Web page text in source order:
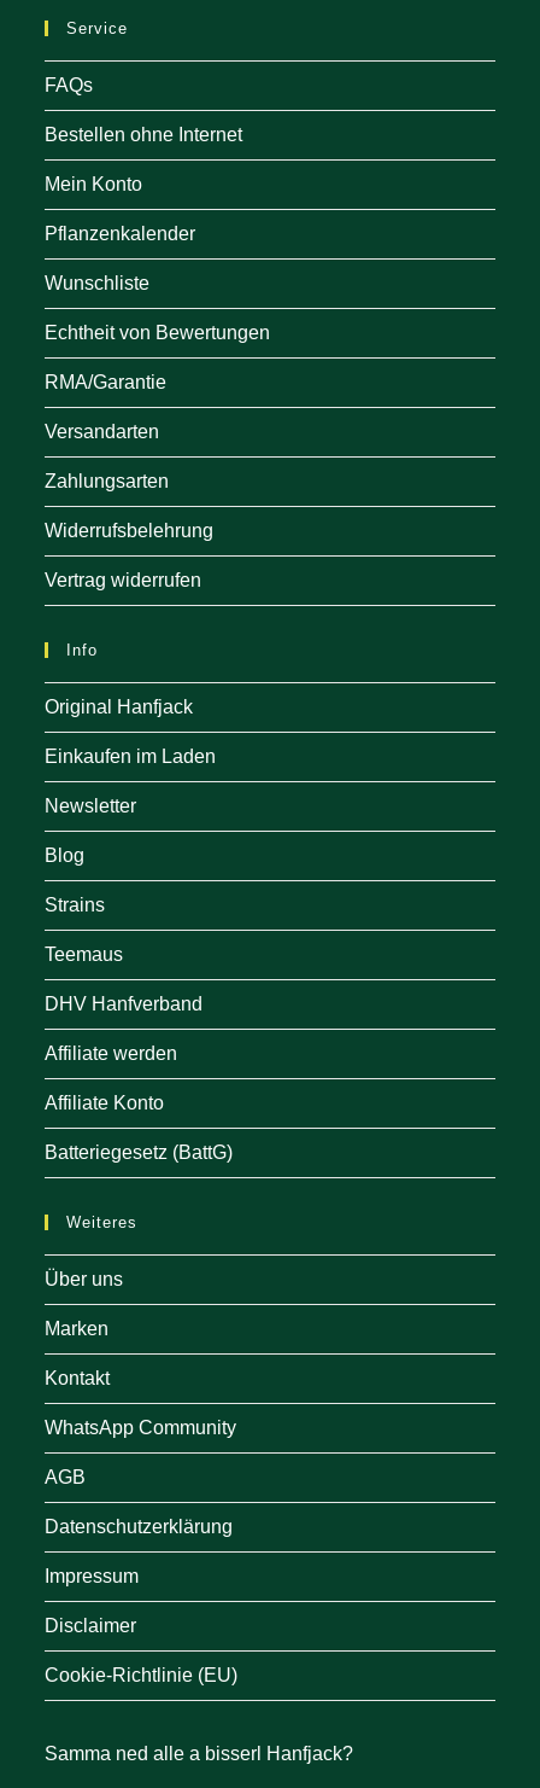
Service
FAQs
Bestellen ohne Internet
Mein Konto
Pflanzenkalender
Wunschliste
Echtheit von Bewertungen
RMA/Garantie
Versandarten
Zahlungsarten
Widerrufsbelehrung
Vertrag widerrufen
Info
Original Hanfjack
Einkaufen im Laden
Newsletter
Blog
Strains
Teemaus
DHV Hanfverband
Affiliate werden
Affiliate Konto
Batteriegesetz (BattG)
Weiteres
Über uns
Marken
Kontakt
WhatsApp Community
AGB
Datenschutzerklärung
Impressum
Disclaimer
Cookie-Richtlinie (EU)
Samma ned alle a bisserl Hanfjack?